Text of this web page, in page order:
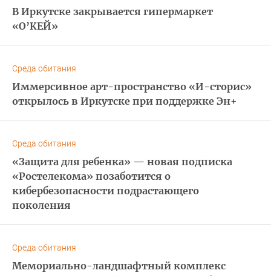
В Иркутске закрывается гипермаркет
«О’КЕЙ»
Среда обитания
Иммерсивное арт-пространство «И-сторис»
открылось в Иркутске при поддержке Эн+
Среда обитания
«Защита для ребенка» — новая подписка
«Ростелекома» позаботится о
кибербезопасности подрастающего
поколения
Среда обитания
Мемориально-ландшафтный комплекс